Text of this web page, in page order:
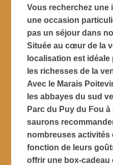
Vous recherchez une
une occasion
pas un séjour dans
Située au cœur de la
localisation est
les richesses de la
Avec le Marais
les abbayes du sud
Parc du Puy du Fou
saurons
nombreuses activités
fonction de leurs
offrir une box-cadeau